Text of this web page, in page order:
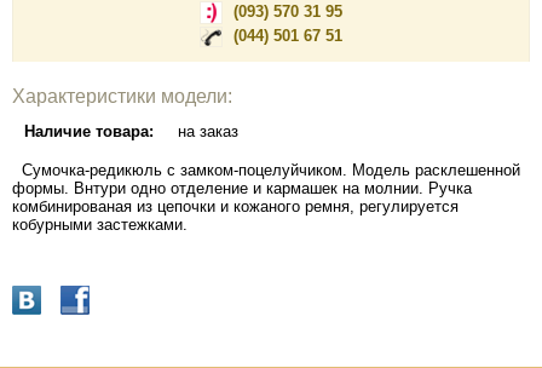
(093) 570 31 95
(044) 501 67 51
Характеристики модели:
Наличие товара: на заказ
Сумочка-редикюль с замком-поцелуйчиком. Модель расклешенной
формы. Внтури одно отделение и кармашек на молнии. Ручка
комбинированая из цепочки и кожаного ремня, регулируется
кобурными застежками.